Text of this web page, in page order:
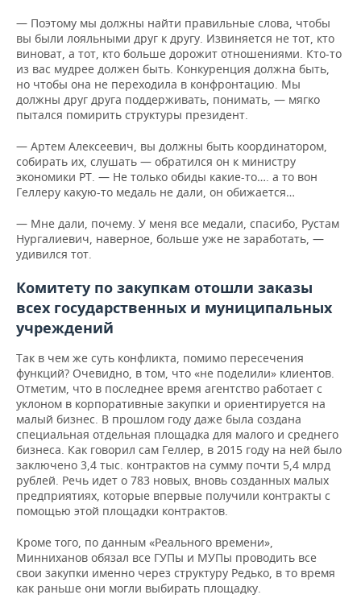
— Поэтому мы должны найти правильные слова, чтобы
вы были лояльными друг к другу. Извиняется не тот, кто
виноват, а тот, кто больше дорожит отношениями. Кто-то
из вас мудрее должен быть. Конкуренция должна быть,
но чтобы она не переходила в конфронтацию. Мы
должны друг друга поддерживать, понимать, — мягко
пытался помирить структуры президент.
— Артем Алексеевич, вы должны быть координатором,
собирать их, слушать — обратился он к министру
экономики РТ. — Не только обиды какие-то…. а то вон
Геллеру какую-то медаль не дали, он обижается…
— Мне дали, почему. У меня все медали, спасибо, Рустам
Нургалиевич, наверное, больше уже не заработать, —
удивился тот.
Комитету по закупкам отошли заказы
всех государственных и муниципальных
учреждений
Так в чем же суть конфликта, помимо пересечения
функций? Очевидно, в том, что «не поделили» клиентов.
Отметим, что в последнее время агентство работает с
уклоном в корпоративные закупки и ориентируется на
малый бизнес. В прошлом году даже была создана
специальная отдельная площадка для малого и среднего
бизнеса. Как говорил сам Геллер, в 2015 году на ней было
заключено 3,4 тыс. контрактов на сумму почти 5,4 млрд
рублей. Речь идет о 783 новых, вновь созданных малых
предприятиях, которые впервые получили контракты с
помощью этой площадки контрактов.
Кроме того, по данным «Реального времени»,
Минниханов обязал все ГУПы и МУПы проводить все
свои закупки именно через структуру Редько, в то время
как раньше они могли выбирать площадку.